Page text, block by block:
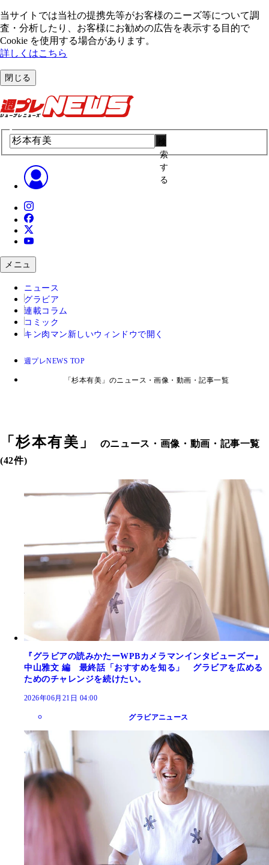
当サイトでは当社の提携先等がお客様のニーズ等について調
査・分析したり、お客様にお勧めの広告を表⽰する⽬的で
Cookie を使⽤する場合があります。
詳しくはこちら
閉じる
索
す
る
メニュ
ニュース
グラビア
連載コラム
コミック
キン肉マン 新しいウィンドウで開く
週プレNEWS TOP
「杉本有美」のニュース・画像・動画・記事一覧
「杉本有美 」
のニュース・画像・動画・記事一覧
(42件)
『グラビアの読みかたーWPBカメラマンインタビューズー』
中山雅文 編 最終話「おすすめを知る」 グラビアを広める
ためのチャレンジを続けたい。
2026年06月21日 04:00
グラビアニュース